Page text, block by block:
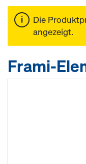
Die
angezeigt.
Frami-